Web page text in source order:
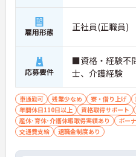
雇用形態 正社員(正職員)
応募要件
■資格・経験不
士、介護経験
車通勤可 残業少なめ 寮・借り上げ
年間休日110日以上
資格取得サポート
産休･育休･介護休暇取得実績あり
ボー
交通費支給
退職金制度あり